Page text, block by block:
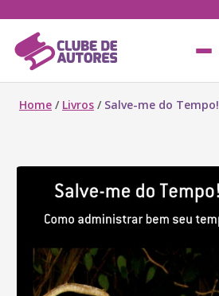
Home / Livros / Salve-me do Tempo!